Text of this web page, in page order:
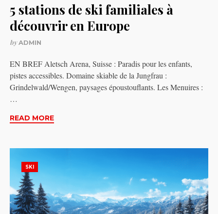
5 stations de ski familiales à
découvrir en Europe
byADMIN
EN BREF Aletsch Arena, Suisse : Paradis pour les enfants,
pistes accessibles. Domaine skiable de la Jungfrau :
Grindelwald/Wengen, paysages époustouflants. Les Menuires :
…
READ MORE
SKI